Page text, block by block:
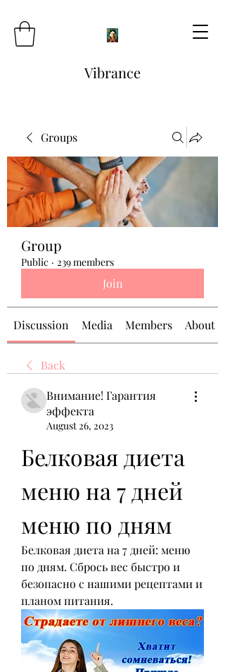
Vibrance
Groups
Group
Public · 239 members
Join
Discussion Media Members About
Back
Внимание! Гарантия
эффекта
August 26, 2023
Белковая диета
меню на 7 дней
меню по дням
Белковая диета на 7 дней: меню
по дням. Сбрось вес быстро и
безопасно с нашими рецептами и
планом питания.